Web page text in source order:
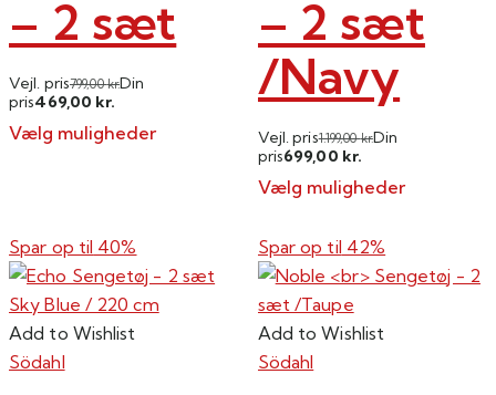
– 2 sæt
Vejl. pris799,00kr.Din
pris469,00 kr.
Vælg muligheder
flere
varianter.
Mulighederne
kan
vælges
– 2 sæt
/Navy
Vejl. pris1.199,00kr.Din
pris699,00 kr.
Vælg muligheder
vare
har
flere
varianter.
Mulighederne
Spar op til 40%
Add to Wishlist
Södahl
Spar op til 42%
Add to Wishlist
Södahl